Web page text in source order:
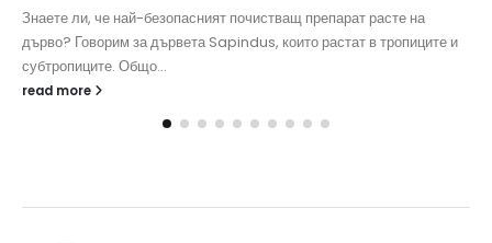
Знаете ли, че най-безопасният почистващ препарат расте на
дърво? Говорим за дървета Sapindus, които растат в тропиците и
субтропиците. Общо...
read more